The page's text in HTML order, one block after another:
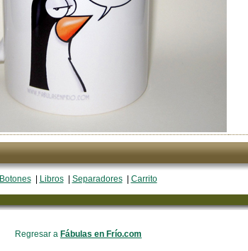
Botones Libros Separadores Carrito
Regresar a Fábulas en Frío.com